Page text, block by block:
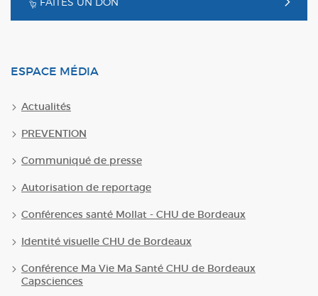
ESPACE MÉDIA
Actualités
PREVENTION
Communiqué de presse
Autorisation de reportage
Conférences santé Mollat - CHU de Bordeaux
Identité visuelle CHU de Bordeaux
Conférence Ma Vie Ma Santé CHU de Bordeaux
Capsciences